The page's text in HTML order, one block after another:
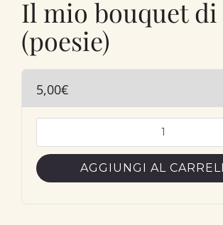
Il mio bouquet di
(poesie)
5,00€
mio
bouquet
di
AGGIUNGI AL